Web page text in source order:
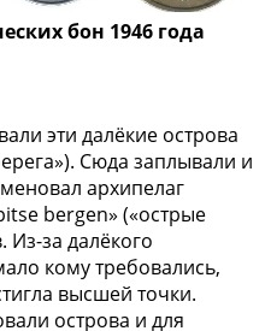
бон 1946 года
эти далёкие острова
Сюда заплывали и
архипелаг
bergen» («острые
Из-за далёкого
кому требовались,
высшей точки.
острова и для
набор новинок